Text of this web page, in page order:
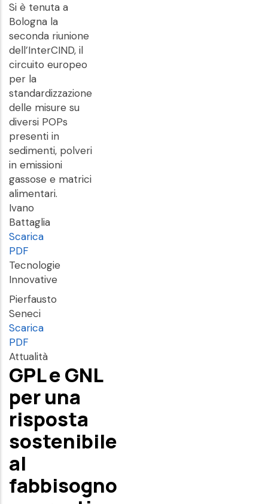
Si è tenuta a
Bologna la
seconda riunione
dell’InterCIND, il
circuito europeo
per la
standardizzazione
delle misure su
diversi POPs
presenti in
sedimenti, polveri
in emissioni
gassose e matrici
alimentari.
Ivano
Battaglia
Scarica
PDF
Tecnologie
Innovative
Pierfausto
Seneci
Scarica
PDF
Attualità
GPL e GNL
per una
risposta
sostenibile
al
fabbisogno